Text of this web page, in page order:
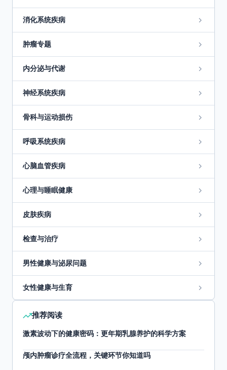
消化系统疾病
肿瘤专题
内分泌与代谢
神经系统疾病
骨科与运动损伤
呼吸系统疾病
心脑血管疾病
心理与睡眠健康
皮肤疾病
检查与治疗
男性健康与泌尿问题
女性健康与生育
推荐阅读
激素波动下的健康密码：更年期乳腺养护的科学方案
颅内肿瘤诊疗全流程，关键环节你知道吗